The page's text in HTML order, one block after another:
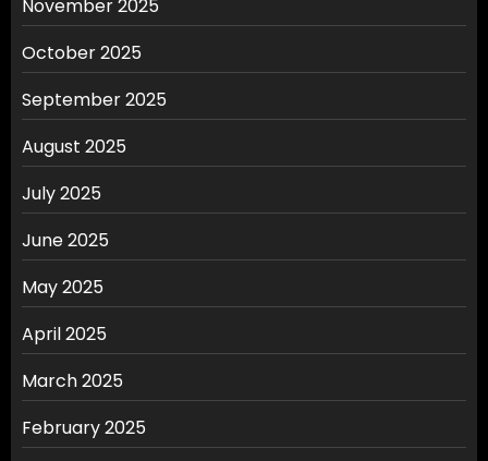
November 2025
October 2025
September 2025
August 2025
July 2025
June 2025
May 2025
April 2025
March 2025
February 2025